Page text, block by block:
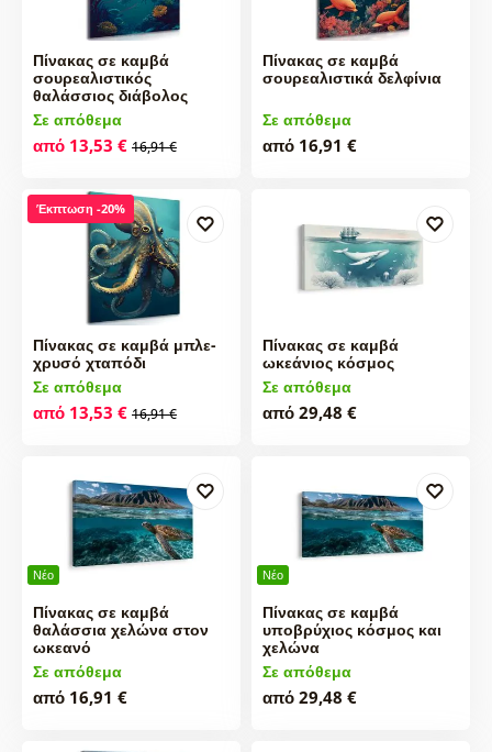
Πίνακας σε καμβά
σουρεαλιστικός
θαλάσσιος διάβολος
Σε απόθεμα
από 13,53 € 16,91 €
Πίνακας σε καμβά
σουρεαλιστικά δελφίνια
Σε απόθεμα
από 16,91 €
Έκπτωση -20%
Πίνακας σε καμβά μπλε-
χρυσό χταπόδι
Σε απόθεμα
από 13,53 € 16,91 €
Πίνακας σε καμβά
ωκεάνιος κόσμος
Σε απόθεμα
από 29,48 €
Νέο
Πίνακας σε καμβά
θαλάσσια χελώνα στον
ωκεανό
Σε απόθεμα
από 16,91 €
Νέο
Πίνακας σε καμβά
υποβρύχιος κόσμος και
χελώνα
Σε απόθεμα
από 29,48 €